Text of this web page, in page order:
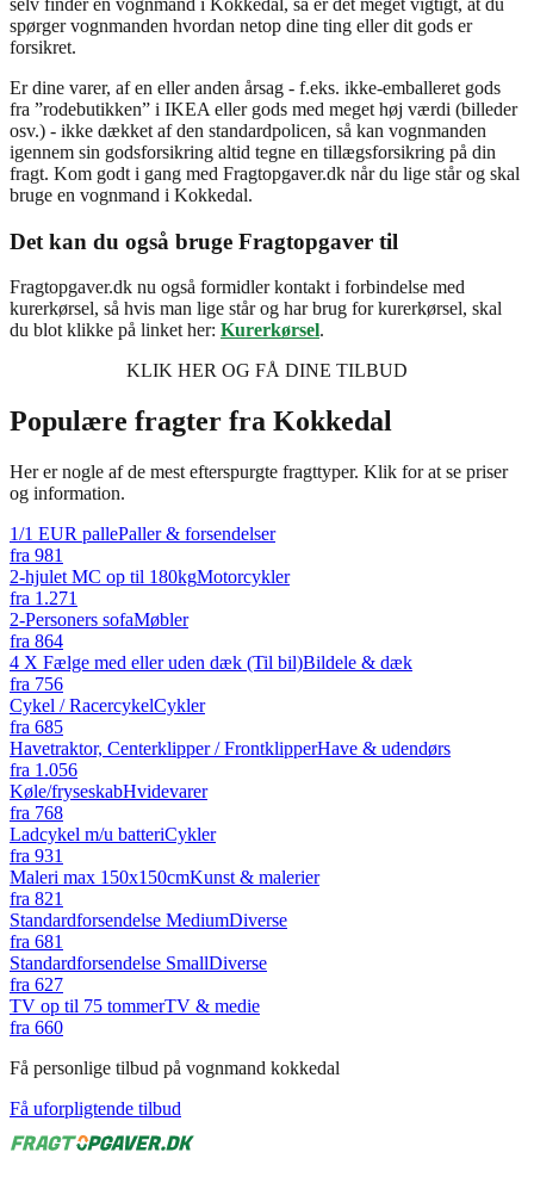
selv finder en vognmand i Kokkedal, så er det meget vigtigt, at du
spørger vognmanden hvordan netop dine ting eller dit gods er
forsikret.
Er dine varer, af en eller anden årsag - f.eks. ikke-emballeret gods
fra ”rodebutikken” i IKEA eller gods med meget høj værdi (billeder
osv.) - ikke dækket af den standardpolicen, så kan vognmanden
igennem sin godsforsikring altid tegne en tillægsforsikring på din
fragt. Kom godt i gang med Fragtopgaver.dk når du lige står og skal
bruge en vognmand i Kokkedal.
Det kan du også bruge Fragtopgaver til
Fragtopgaver.dk nu også formidler kontakt i forbindelse med
kurerkørsel, så hvis man lige står og har brug for kurerkørsel, skal
du blot klikke på linket her: Kurerkørsel.
KLIK HER OG FÅ DINE TILBUD
Populære fragter fra Kokkedal
Her er nogle af de mest efterspurgte fragttyper. Klik for at se priser
og information.
1/1 EUR pallePaller & forsendelser
fra 981
2-hjulet MC op til 180kgMotorcykler
fra 1.271
2-Personers sofaMøbler
fra 864
4 X Fælge med eller uden dæk (Til bil)Bildele & dæk
fra 756
Cykel / RacercykelCykler
fra 685
Havetraktor, Centerklipper / FrontklipperHave & udendørs
fra 1.056
Køle/fryseskabHvidevarer
fra 768
Ladcykel m/u batteriCykler
fra 931
Maleri max 150x150cmKunst & malerier
fra 821
Standardforsendelse MediumDiverse
fra 681
Standardforsendelse SmallDiverse
fra 627
TV op til 75 tommerTV & medie
fra 660
Få personlige tilbud på vognmand kokkedal
Få uforpligtende tilbud